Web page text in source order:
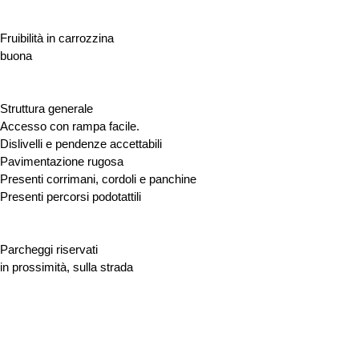
Fruibilità in carrozzina
buona
Struttura generale
Accesso con rampa facile.
Dislivelli e pendenze accettabili
Pavimentazione rugosa
Presenti corrimani, cordoli e panchine
Presenti percorsi podotattili
Parcheggi riservati
in prossimità, sulla strada